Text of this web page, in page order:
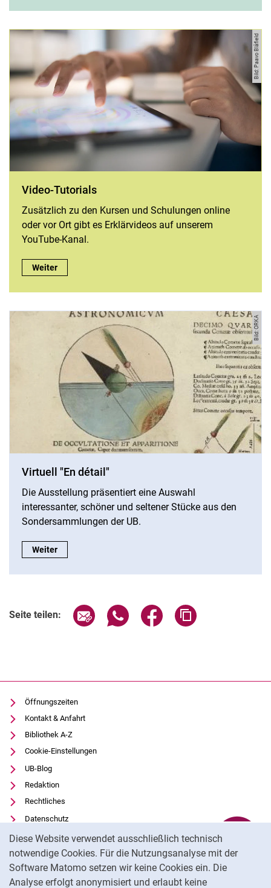
Diese Website verwendet ausschließlich technisch
notwendige Cookies. Für die Nutzungsanalyse mit der
Software Matomo setzen wir keine Cookies ein. Die
Analyse erfolgt anonymisiert und erlaubt keine
Bild: Paavo Blåfield
Video-Tutorials
Zusätzlich zu den Kursen und Schulungen online
oder vor Ort gibt es Erklärvideos auf unserem
YouTube-Kanal.
Video-Tutorials:
Weiter
Bild: ORKA
Virtuell "En détail"
Die Ausstellung präsentiert eine Auswahl
interessanter, schöner und seltener Stücke aus den
Sondersammlungen der UB.
Virtuell "En détail":
Weiter
Seite teilen: Seite über E-Mail teilen
Seite über WhatsApp teilen
Seite über Facebook
Öffnungszeiten
Kontakt & Anfahrt
Bibliothek A-Z
Cookie-Einstellungen
UB-Blog
Redaktion
Rechtliches
Datenschutz
Barrierefreiheit
Transparenter KI-Einsatz
Impressum